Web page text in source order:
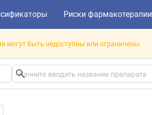
Риски фармакотерапии
могут быть недоступны или ограничены.